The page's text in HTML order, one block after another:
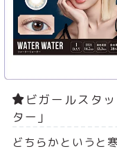
ビガールスタ
ター」
どちらかというと